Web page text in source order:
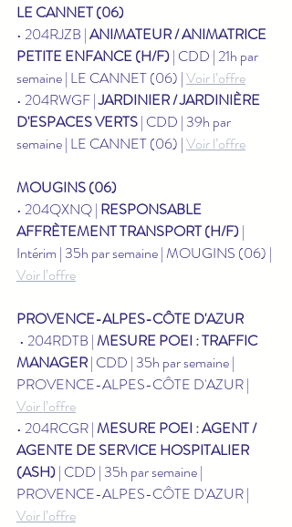
LE CANNET (06)
• 204RJZB | ANIMATEUR / ANIMATRICE
PETITE ENFANCE (H/F) | CDD | 21h par
semaine | LE CANNET (06) | Voir l’offre
• 204RWGF | JARDINIER / JARDINIÈRE
D'ESPACES VERTS | CDD | 39h par
semaine | LE CANNET (06) | Voir l’offre
MOUGINS (06)
• 204QXNQ | RESPONSABLE
AFFRÈTEMENT TRANSPORT (H/F) |
Intérim | 35h par semaine | MOUGINS (06) |
Voir l’offre
PROVENCE-ALPES-CÔTE D'AZUR
• 204RDTB | MESURE POEI : TRAFFIC
MANAGER | CDD | 35h par semaine |
PROVENCE-ALPES-CÔTE D'AZUR |
Voir l’offre
• 204RCGR | MESURE POEI : AGENT /
AGENTE DE SERVICE HOSPITALIER
(ASH) | CDD | 35h par semaine |
PROVENCE-ALPES-CÔTE D'AZUR |
Voir l’offre